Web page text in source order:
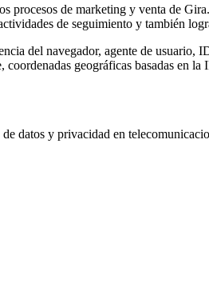
de marketing y venta de
de seguimiento y también
del navegador, agente de
geográficas basadas en
datos y privacidad en